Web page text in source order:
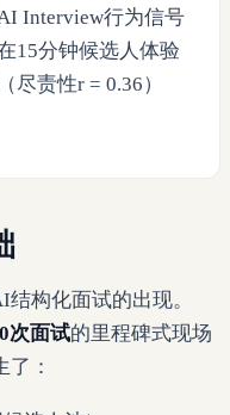
Interview行为信号
15分钟候选人体验
责性r = 0.36）
构化面试的出现。
次面试的里程碑式现场
：